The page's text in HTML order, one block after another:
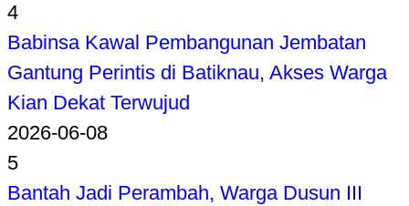
4
Babinsa Kawal Pembangunan Jembatan
Gantung Perintis di Batiknau, Akses Warga
Kian Dekat Terwujud
2026-06-08
5
Bantah Jadi Perambah, Warga Dusun III